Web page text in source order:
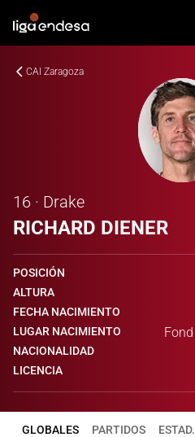
CAI Zaragoza
16 · Drake
RICHARD DIENER
POSICIÓN
ALTURA
FECHA NACIMIENTO
LUGAR NACIMIENTO
NACIONALIDAD
LICENCIA
GLOBALES PARTIDOS